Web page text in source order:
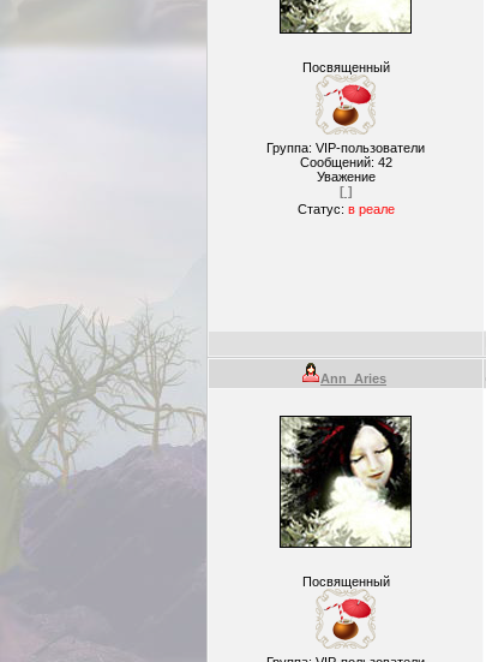
Посвященный
Группа: VIP-пользователи
Сообщений: 42
Уважение
[ ]
Статус: в реале
Ann_Aries
Посвященный